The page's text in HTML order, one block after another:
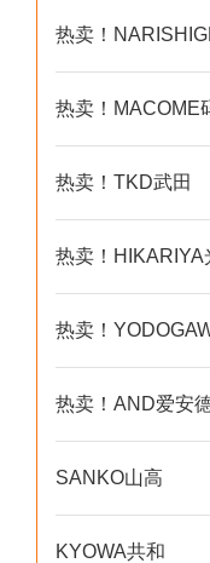
热卖！
热卖！MACOME
热卖！TKD武田
热卖！HIKARIYA
热卖！
热卖！AND爱安
SANKO山高
KYOWA共和